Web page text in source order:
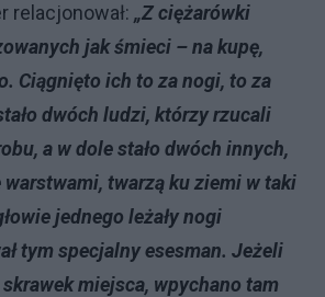
relacjonował: „Z ciężarówki
jak śmieci – na kupę,
Ciągnięto ich to za nogi, to za
dwóch ludzi, którzy rzucali
a w dole stało dwóch innych,
warstwami, twarzą ku ziemi w taki
jednego leżały nogi
tym specjalny esesman. Jeżeli
miejsca, wpychano tam